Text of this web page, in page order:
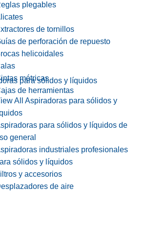
plegables
de tornillos
de perforación de repuesto
helicoidales
métricas
de herramientas
para sólidos y líquidos
All Aspiradoras para sólidos y
para sólidos y líquidos de
general
industriales profesionales
sólidos y líquidos
y accesorios
de aire